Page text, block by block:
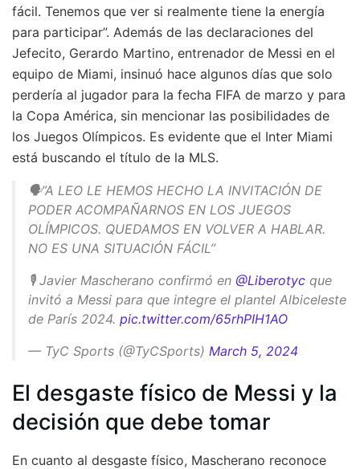
fácil. Tenemos que ver si realmente tiene la energía
para participar”. Además de las declaraciones del
Jefecito, Gerardo Martino, entrenador de Messi en el
equipo de Miami, insinuó hace algunos días que solo
perdería al jugador para la fecha FIFA de marzo y para
la Copa América, sin mencionar las posibilidades de
los Juegos Olímpicos. Es evidente que el Inter Miami
está buscando el título de la MLS.
🗣️”A LEO LE HEMOS HECHO LA INVITACIÓN DE
PODER ACOMPAÑARNOS EN LOS JUEGOS
OLÍMPICOS. QUEDAMOS EN VOLVER A HABLAR.
NO ES UNA SITUACIÓN FÁCIL”
🎙️ Javier Mascherano confirmó en @Liberotyc que
invitó a Messi para que integre el plantel Albiceleste
de París 2024. pic.twitter.com/65rhPIH1AO
— TyC Sports (@TyCSports) March 5, 2024
El desgaste físico de Messi y la
decisión que debe tomar
En cuanto al desgaste físico, Mascherano reconoce